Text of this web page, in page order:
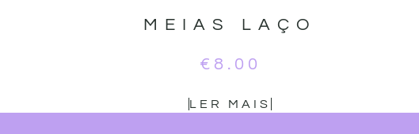
MEIAS LAÇO
€ 8.00
LER MAIS